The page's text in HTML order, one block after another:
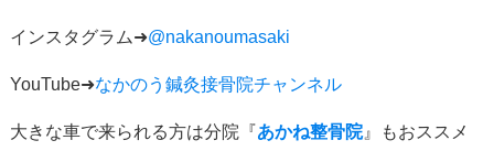
インスタグラム➜@nakanoumasaki
YouTube➜なかのう鍼灸接骨院チャンネル
大きな車で来られる方は分院『あかね整骨院』もおススメ